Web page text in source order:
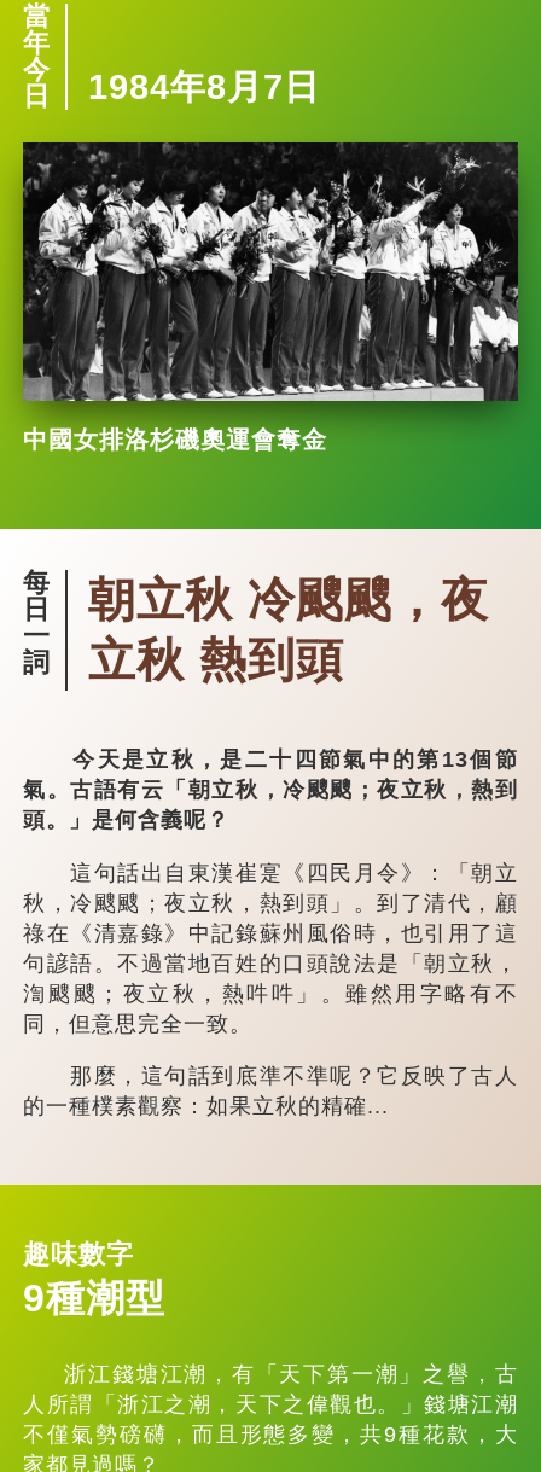
當
年
今
日
1984年8月7日
中國女排洛杉磯奧運會奪金
每
日
一
詞
朝立秋 冷颼颼，夜
立秋 熱到頭
今天是立秋，是二十四節氣中的第13個節
氣。古語有云「朝立秋，冷颼颼；夜立秋，熱到
頭。」是何含義呢？
這句話出自東漢崔寔《四民月令》：「朝立
秋，冷颼颼；夜立秋，熱到頭」。到了清代，顧
祿在《清嘉錄》中記錄蘇州風俗時，也引用了這
句諺語。不過當地百姓的口頭說法是「朝立秋，
渹颼颼；夜立秋，熱吽吽」。雖然用字略有不
同，但意思完全一致。
那麼，這句話到底準不準呢？它反映了古人
的一種樸素觀察：如果立秋的精確...
趣味數字
9種潮型
浙江錢塘江潮，有「天下第一潮」之譽，古
人所謂「浙江之潮，天下之偉觀也。」錢塘江潮
不僅氣勢磅礴，而且形態多變，共9種花款，大
家都見過嗎？